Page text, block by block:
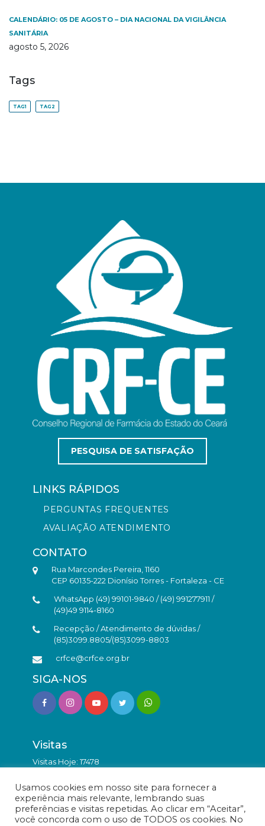
CALENDÁRIO: 05 DE AGOSTO – DIA NACIONAL DA VIGILÂNCIA
SANITÁRIA
agosto 5, 2026
Tags
TAG1 TAG2
PESQUISA DE SATISFAÇÃO
LINKS RÁPIDOS
PERGUNTAS FREQUENTES
AVALIAÇÃO ATENDIMENTO
CONTATO
Rua Marcondes Pereira, 1160
CEP 60135-222 Dionísio Torres - Fortaleza - CE
WhatsApp (49) 99101-9840 / (49) 991277911 /
(49)49 9114-8160
Recepção / Atendimento de dúvidas /
(85)3099.8805/(85)3099-8803
crfce@crfce.org.br
SIGA-NOS
Visitas
Visitas Hoje: 17478
Usamos cookies em nosso site para fornecer a
experiência mais relevante, lembrando suas
preferências e visitas repetidas. Ao clicar em “Aceitar”,
você concorda com o uso de TODOS os cookies. No